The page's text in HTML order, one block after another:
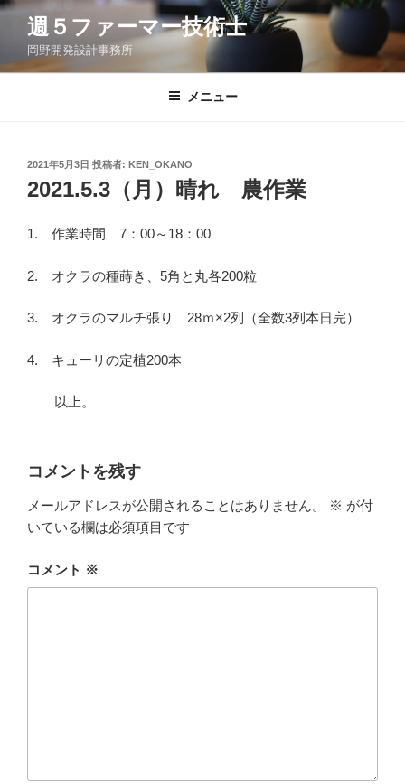
コ
ン
週５ファーマー技術士
岡野開発設計事務所
メニュー
投
稿
日:
2021年5月3日 投稿者: KEN_OKANO
2021.5.3（月）晴れ 農作業
1. 作業時間 7：00～18：00
2. オクラの種蒔き、5角と丸各200粒
3. オクラのマルチ張り 28ｍ×2列（全数3列本日完）
4. キューリの定植200本
以上。
コメントを残す
メールアドレスが公開されることはありません。 ※ が付
いている欄は必須項目です
コメント ※